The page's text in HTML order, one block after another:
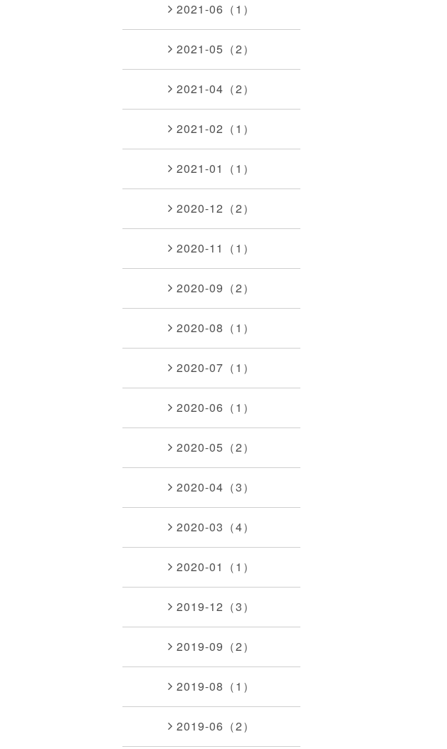
2021-06（1）
2021-05（2）
2021-04（2）
2021-02（1）
2021-01（1）
2020-12（2）
2020-11（1）
2020-09（2）
2020-08（1）
2020-07（1）
2020-06（1）
2020-05（2）
2020-04（3）
2020-03（4）
2020-01（1）
2019-12（3）
2019-09（2）
2019-08（1）
2019-06（2）